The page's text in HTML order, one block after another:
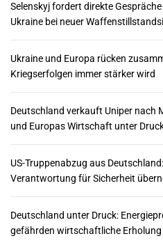
Selenskyj fordert direkte
Ukraine bei neuer
Ukraine und Europa rücken
Kriegserfolgen immer stärker wird
Deutschland verkauft Uniper nach
und Europas Wirtschaft unter
US-Truppenabzug aus
Verantwortung für Sicherheit
Deutschland unter Druck:
gefährden wirtschaftliche Erholung